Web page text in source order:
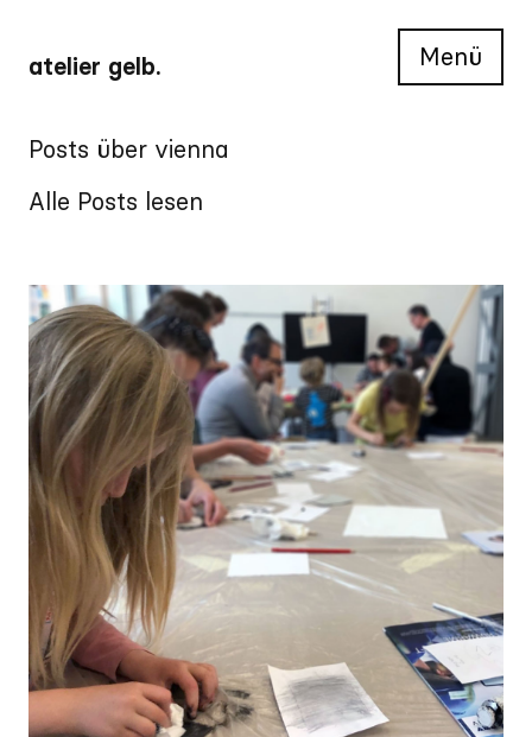
atelier gelb. Menü
Posts über vienna
Alle Posts lesen